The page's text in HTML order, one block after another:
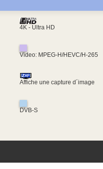
4K - Ultra HD
Video: MPEG-H/HEVC/H-265
Affiche une capture d´image
DVB-S